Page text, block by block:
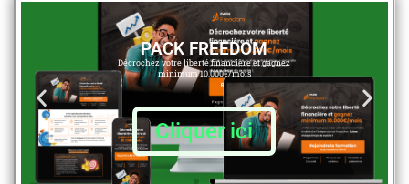
PACK FREEDOM
Décrochez votre liberté financière et gagnez
minimum 10.000€/mois
Cliquer ici